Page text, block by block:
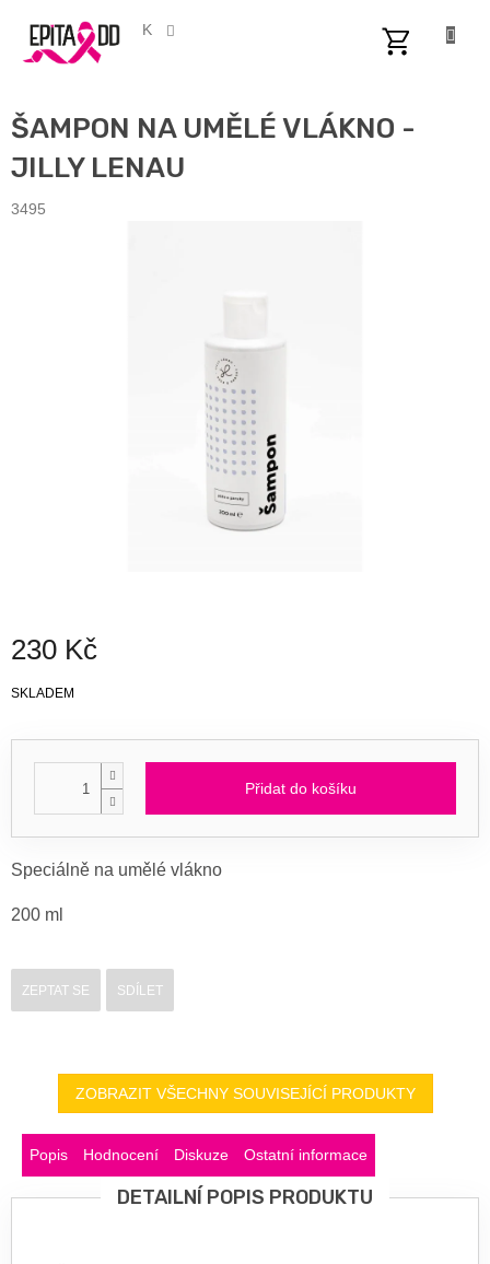
obsah
CZK
ŠAMPON NA UMĚLÉ VLÁKNO -
JILLY LENAU
3495
230 Kč
Měrná
SKLADEM
Přidat do košíku
Speciálně na umělé vlákno
200 ml
ZEPTAT SE SDÍLET
ZOBRAZIT VŠECHNY SOUVISEJÍCÍ PRODUKTY
Popis Hodnocení Diskuze Ostatní informace
DETAILNÍ POPIS PRODUKTU